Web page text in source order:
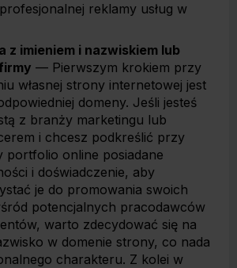
reklamy usług w
z imieniem i nazwiskiem lub
— Pierwszym krokiem przy
własnej strony internetowej jest
domeny. Jeśli jesteś
z branży marketingu lub
i chcesz podkreślić przy
portfolio online posiadane
i doświadczenie, aby
je do promowania swoich
potencjalnych pracodawców
warto zdecydować się na
w domenie strony, co nada
charakteru. Z kolei w